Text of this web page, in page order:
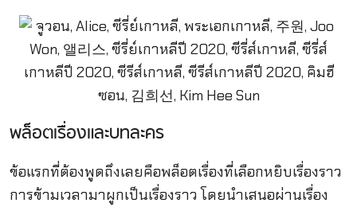
พล็อตเรื่องและบทละคร
ข้อแรกที่ต้องพูดถึงเลยคือพล็อตเรื่องที่เลือกหยิบเรื่องราว
การข้ามเวลามาผูกเป็นเรื่องราว โดยนำเสนอผ่านเรื่อง